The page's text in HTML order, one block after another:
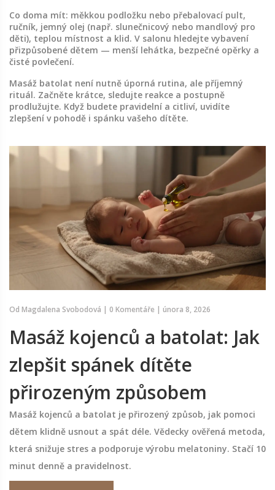
Co doma mít: měkkou podložku nebo přebalovací pult,
ručník, jemný olej (např. slunečnicový nebo mandlový pro
děti), teplou místnost a klid. V salonu hledejte vybavení
přizpůsobené dětem — menší lehátka, bezpečné opěrky a
čisté povlečení.
Masáž batolat není nutně úporná rutina, ale příjemný
rituál. Začněte krátce, sledujte reakce a postupně
prodlužujte. Když budete pravidelní a citliví, uvidíte
zlepšení v pohodě i spánku vašeho dítěte.
Od Magdalena Svobodová | 0 Komentáře | února 8, 2026
Masáž kojenců a batolat: Jak
zlepšit spánek dítěte
přirozeným způsobem
Masáž kojenců a batolat je přirozený způsob, jak pomoci
dětem klidně usnout a spát déle. Vědecky ověřená metoda,
která snižuje stres a podporuje výrobu melatoniny. Stačí 10
minut denně a pravidelnost.